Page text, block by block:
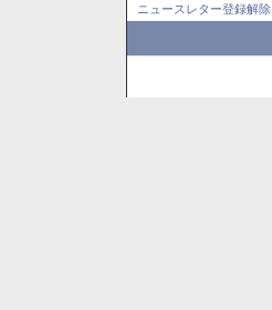
ニュースレター登録解除